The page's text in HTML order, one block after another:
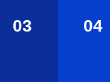
03 04